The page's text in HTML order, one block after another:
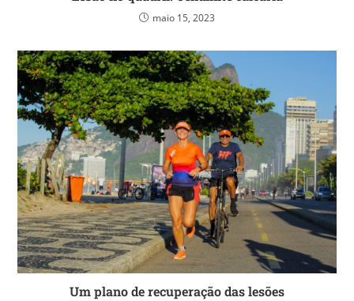
maio 15, 2023
Um plano de recuperação das lesões